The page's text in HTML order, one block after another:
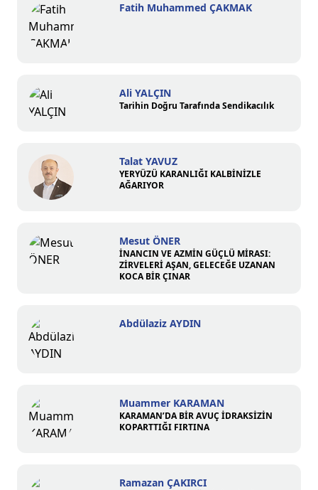
Fatih Muhammed ÇAKMAK
Ali YALÇIN
Tarihin Doğru Tarafında Sendikacılık
Talat YAVUZ
YERYÜZÜ KARANLIĞI KALBİNİZLE
AĞARIYOR
Mesut ÖNER
İNANCIN VE AZMİN GÜÇLÜ MİRASI:
ZİRVELERİ AŞAN, GELECEĞE UZANAN
KOCA BİR ÇINAR
Abdülaziz AYDIN
Muammer KARAMAN
KARAMAN’DA BİR AVUÇ İDRAKSİZİN
KOPARTTIĞI FIRTINA
Ramazan ÇAKIRCI